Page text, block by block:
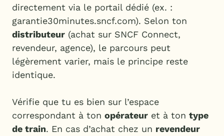
directement via le portail dédié (ex. :
garantie30minutes.sncf.com). Selon ton
distributeur (achat sur SNCF Connect,
revendeur, agence), le parcours peut
légèrement varier, mais le principe reste
identique.
Vérifie que tu es bien sur l’espace
correspondant à ton opérateur et à ton type
de train. En cas d’achat chez un revendeur